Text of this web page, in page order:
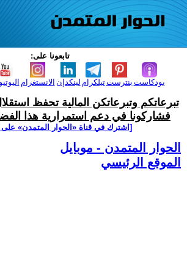
تابعونا على:
الانستغرام لينكدإن تيلكرامبنترست بودكاست
تبرعاتكم وتبرعاتكن المالية تحفظ
فشاركونا في دعم استمرارية هذا
[اشترك في قناة ‫«الحوار المتمدن» على
الحوار المتمدن - موبايل
الموقع الرئيسي